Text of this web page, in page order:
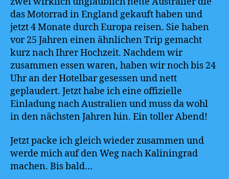
das Motorrad in England gekauft haben und
jetzt 4 Monate durch Europa reisen. Sie haben
vor 25 Jahren einen ähnlichen Trip gemacht
kurz nach Ihrer Hochzeit. Nachdem wir
zusammen essen waren, haben wir noch bis 24
Uhr an der Hotelbar gesessen und nett
geplaudert. Jetzt habe ich eine offizielle
Einladung nach Australien und muss da wohl
in den nächsten Jahren hin. Ein toller Abend!
Jetzt packe ich gleich wieder zusammen und
werde mich auf den Weg nach Kaliningrad
machen. Bis bald…